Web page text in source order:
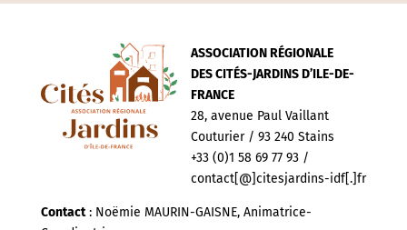
ASSOCIATION RÉGIONALE
DES CITÉS-JARDINS D’ILE-DE-
FRANCE
28, avenue Paul Vaillant
Couturier / 93 240 Stains
+33 (0)1 58 69 77 93 /
contact[@]citesjardins-idf[.]fr
Contact: Noëmie MAURIN-GAISNE, Animatrice-